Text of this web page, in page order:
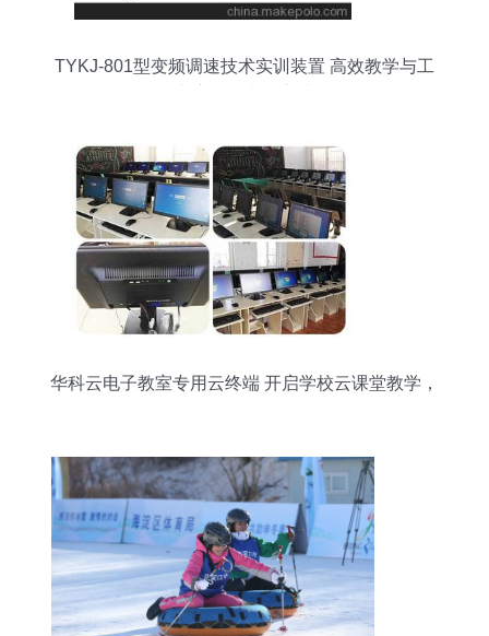
TYKJ-801型变频调速技术实训装置 高效教学与工
华科云电子教室专用云终端 开启学校云课堂教学，